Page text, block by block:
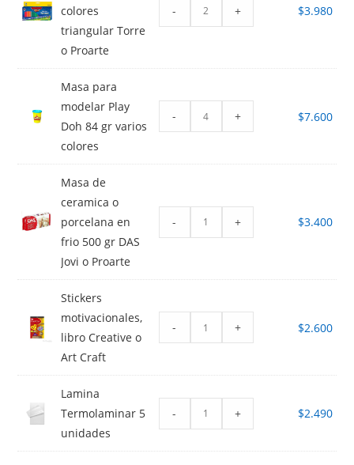
colores
triangular Torre
o Proarte
- + $3.980
Masa para
modelar Play
Doh 84 gr varios
colores
- + $7.600
Masa de
ceramica o
porcelana en
frio 500 gr DAS
Jovi o Proarte
- + $3.400
Stickers
motivacionales,
libro Creative o
Art Craft
- + $2.600
Lamina
Termolaminar 5
unidades
- + $2.490